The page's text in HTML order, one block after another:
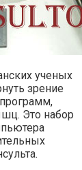
ученых
зрение
Это набор